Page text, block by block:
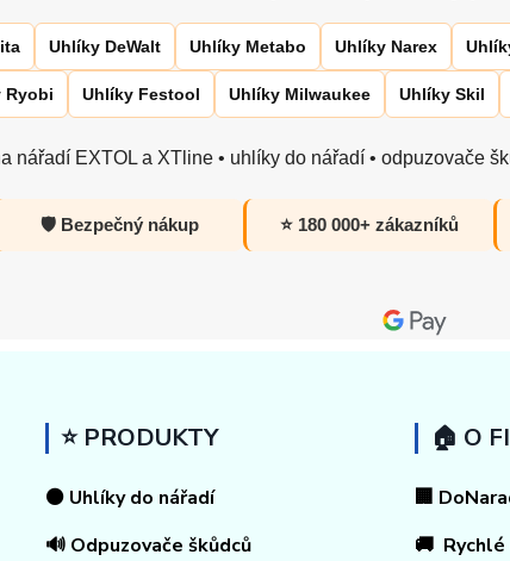
Uhlíky DeWalt Uhlíky Metabo Uhlíky Narex
Ryobi Uhlíky Festool Uhlíky Milwaukee Uhlíky Skil
nářadí EXTOL a XTline • uhlíky do nářadí • odpuzovače
🛡️ Bezpečný nákup ⭐ 180 000+ zákazníků
⭐ PRODUKTY
⚫ Uhlíky do nářadí
🔊 Odpuzovače škůdců
🏠 O
🏢
🚚